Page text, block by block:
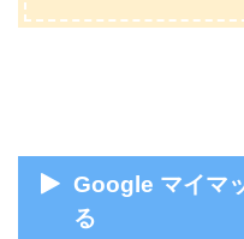
Google マイマ
る